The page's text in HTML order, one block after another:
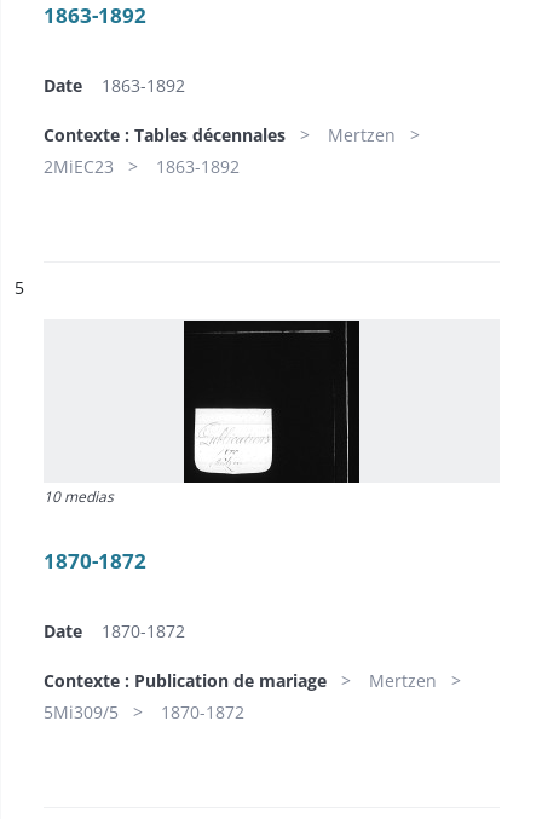
1863-1892
Date 1863-1892
Contexte : Tables décennales
Mertzen
2MiEC23
1863-1892
n°
5
10 medias
1870-1872
Date 1870-1872
Contexte : Publication de mariage
Mertzen
5Mi309/5
1870-1872